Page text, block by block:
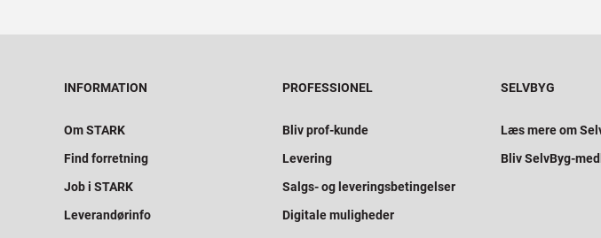
INFORMATION
Om STARK
Find forretning
Job i STARK
Leverandørinfo
PROFESSIONEL
Bliv prof-kunde
Levering
Salgs- og leveringsbetingelser
Digitale muligheder
SELVBYG
Læs mere om
Bliv SelvByg-